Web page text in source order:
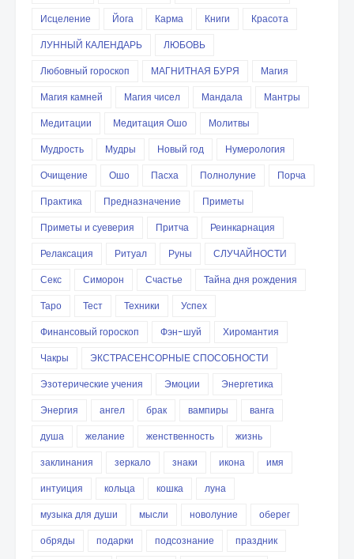
Исцеление
Йога Карма Книги
Красота
ЛУННЫЙ КАЛЕНДАРЬ
ЛЮБОВЬ
Любовный гороскоп
МАГНИТНАЯ БУРЯ
Магия
Магия камней
Магия чисел Мандала
Мантры
Медитации
Медитация Ошо
Молитвы
Мудрость
Мудры Новый год
Нумерология
Очищение
Ошо Пасха Полнолуние
Порча
Практика
Предназначение
Приметы
Приметы и суеверия
Притча
Реинкарнация
Релаксация
Ритуал Руны
СЛУЧАЙНОСТИ
Секс
Симорон Счастье
Тайна дня рождения
Таро
Тест Техники
Успех
Финансовый гороскоп
Фэн-шуй
Хиромантия
Чакры
ЭКСТРАСЕНСОРНЫЕ СПОСОБНОСТИ
Эзотерические учения
Эмоции
Энергетика
Энергия
ангел брак вампиры
ванга
душа
желание женственность
жизнь
заклинания
зеркало знаки икона
имя
интуиция
кольца кошка
луна
музыка для души
мысли новолуние
оберег
обряды
подарки подсознание
праздник